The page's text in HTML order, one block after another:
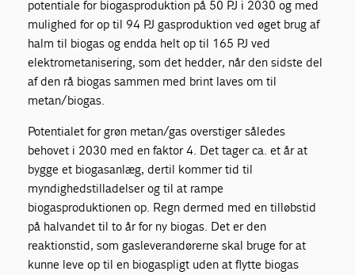
potentiale for biogasproduktion på 50 PJ i 2030 og med
mulighed for op til 94 PJ gasproduktion ved øget brug af
halm til biogas og endda helt op til 165 PJ ved
elektrometanisering, som det hedder, når den sidste del
af den rå biogas sammen med brint laves om til
metan/biogas.
Potentialet for grøn metan/gas overstiger således
behovet i 2030 med en faktor 4. Det tager ca. et år at
bygge et biogasanlæg, dertil kommer tid til
myndighedstilladelser og til at rampe
biogasproduktionen op. Regn dermed med en tilløbstid
på halvandet til to år for ny biogas. Det er den
reaktionstid, som gasleverandørerne skal bruge for at
kunne leve op til en biogaspligt uden at flytte biogas